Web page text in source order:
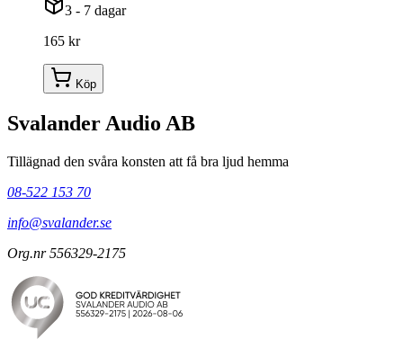
3 - 7 dagar
165 kr
Köp
Svalander Audio AB
Tillägnad den svåra konsten att få bra ljud hemma
08-522 153 70
info@svalander.se
Org.nr 556329-2175